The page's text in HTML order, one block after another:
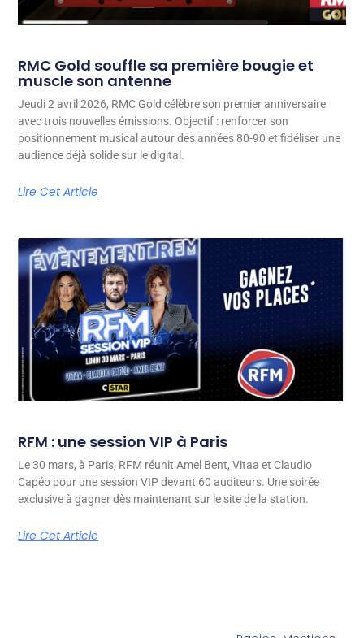
RMC Gold souffle sa première bougie et
muscle son antenne
Jeudi 2 avril 2026, RMC Gold célèbre son premier anniversaire
avec trois nouvelles émissions. Objectif : renforcer son
positionnement musical autour des années 80-90 et fidéliser une
audience déjà solide sur le digital.
Lire Cet Article
RFM : une session VIP à Paris
Le 30 mars, à Paris, RFM réunit Amel Bent, Vitaa et Claudio
Capéo pour une session VIP devant 60 auditeurs. Une soirée
exclusive à gagner dès maintenant sur le site de la station.
Lire Cet Article